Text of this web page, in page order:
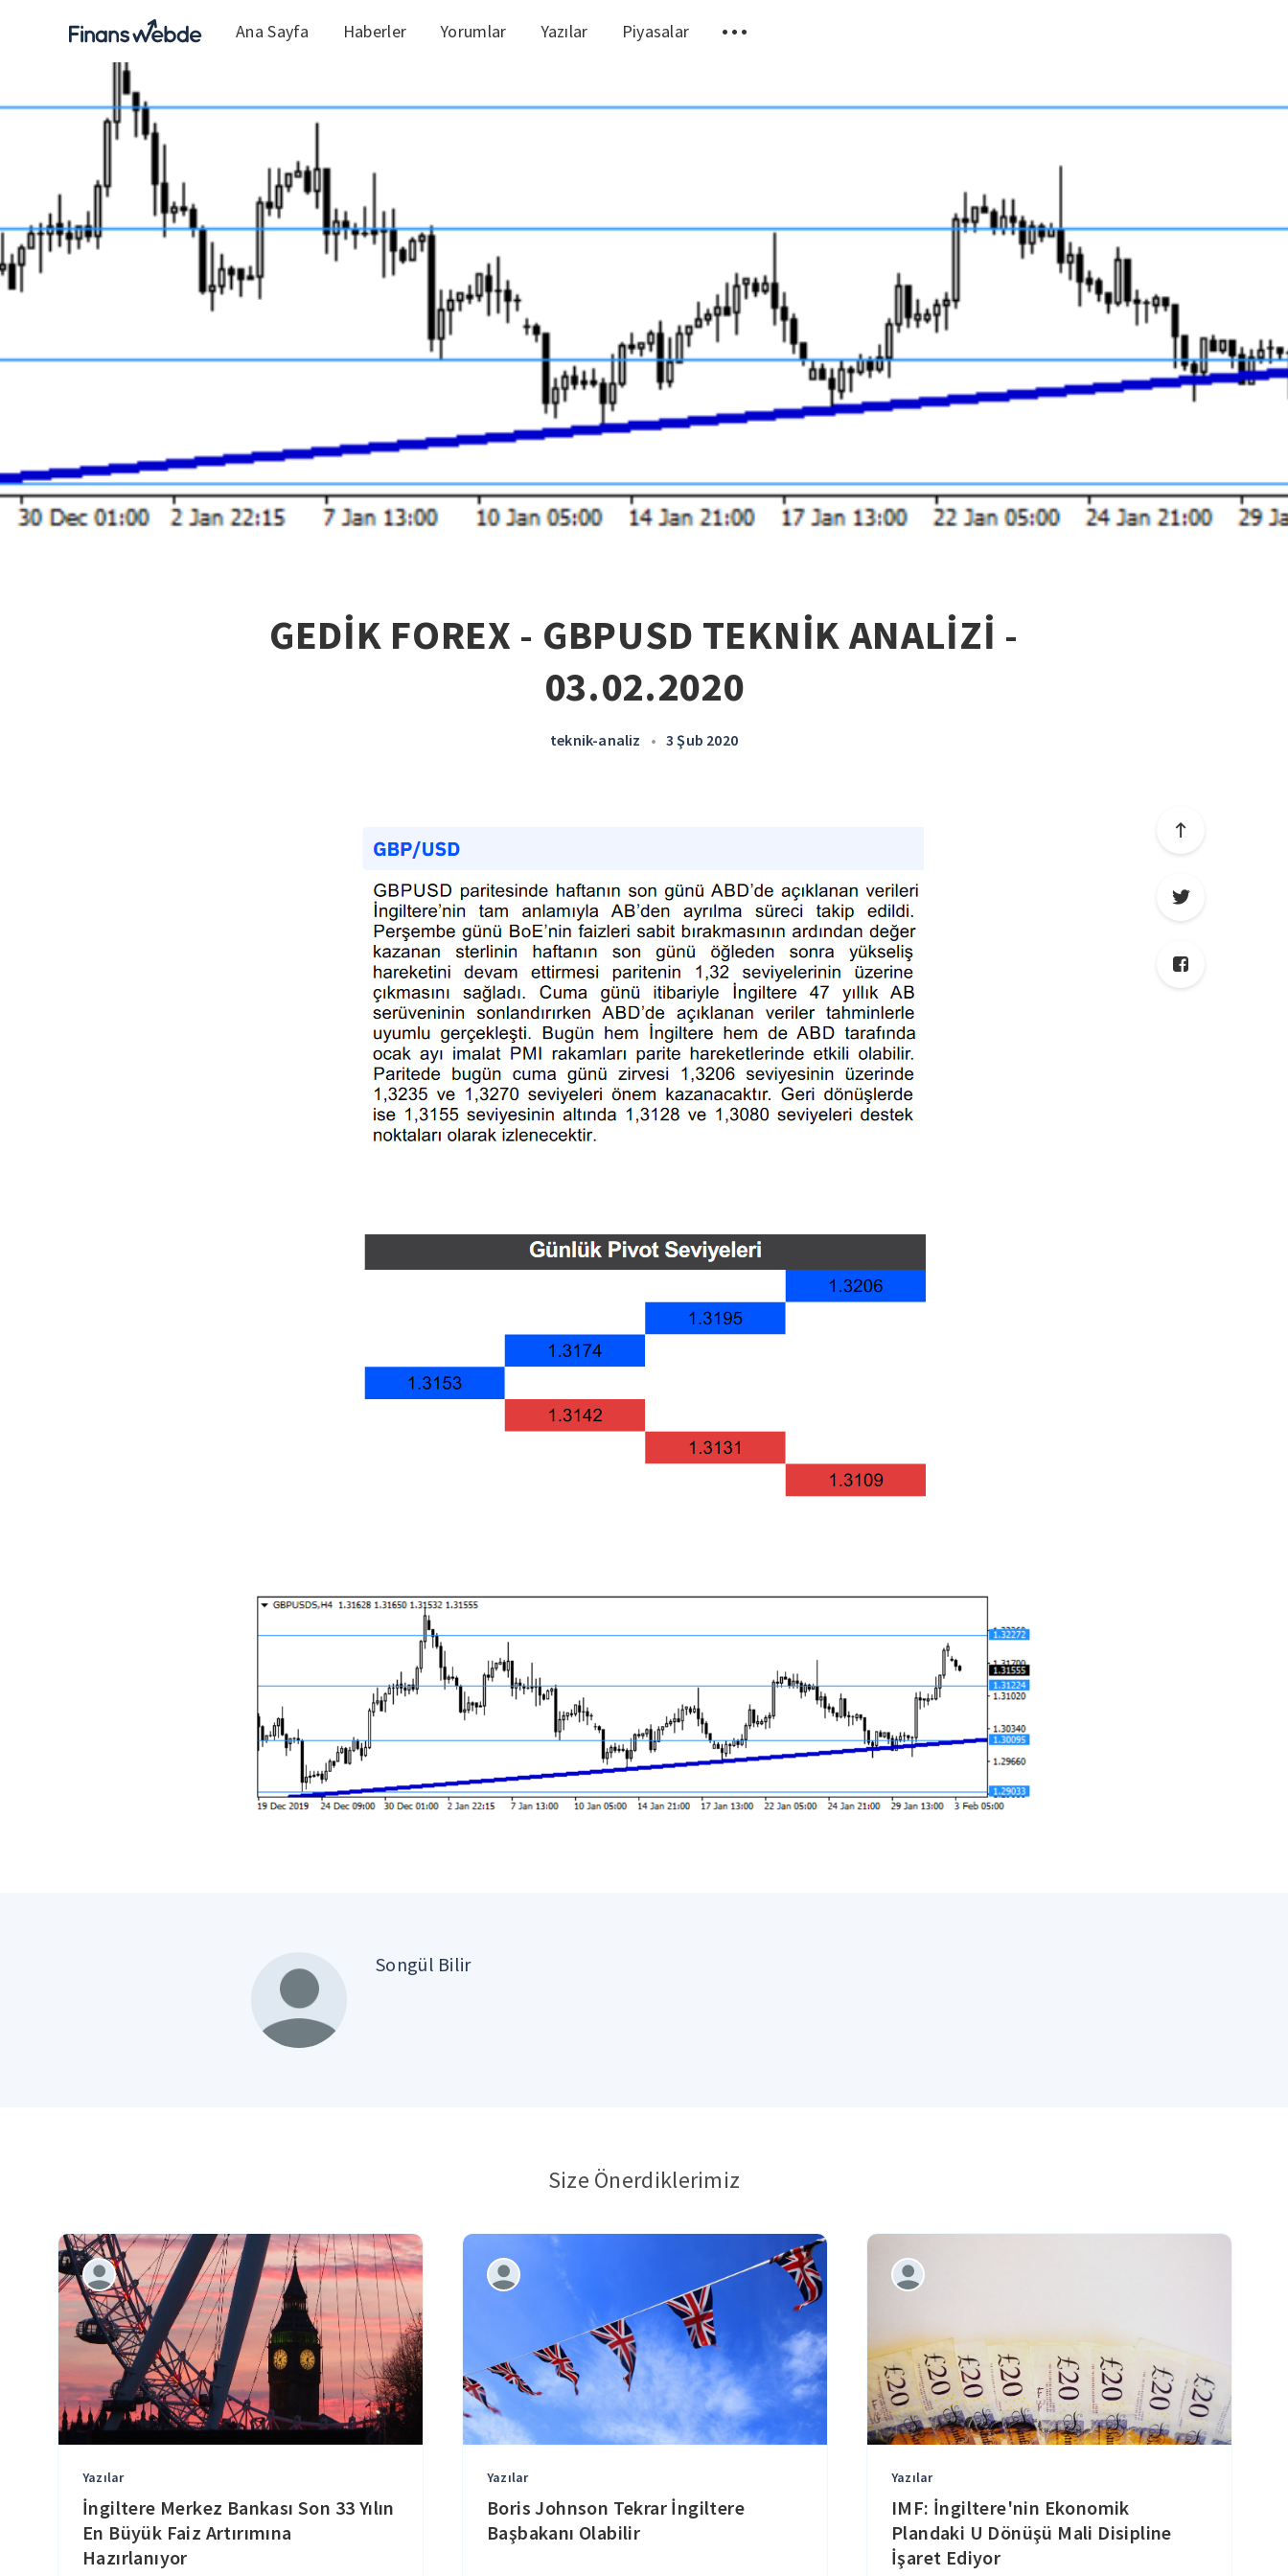
Ana Sayfa Haberler Yorumlar Yazılar Piyasalar
GEDİK FOREX - GBPUSD TEKNİK ANALİZİ -
03.02.2020
teknik-analiz • 3 Şub 2020
Songül Bilir
Size Önerdiklerimiz
Yazılar
İngiltere Merkez Bankası Son 33 Yılın
En Büyük Faiz Artırımına
Hazırlanıyor
Yazılar
Boris Johnson Tekrar İngiltere
Başbakanı Olabilir
Yazılar
IMF: İngiltere'nin Ekonomik
Plandaki U Dönüşü Mali Disipline
İşaret Ediyor